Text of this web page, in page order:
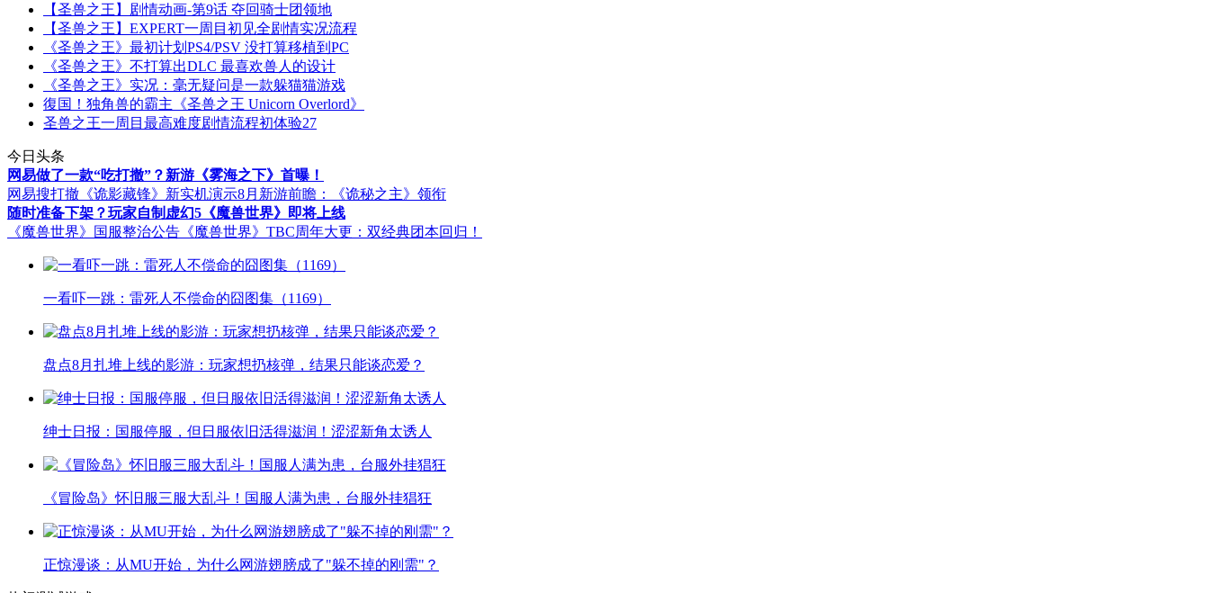
【圣兽之王】剧情动画-第9话 夺回骑士团领地
【圣兽之王】EXPERT一周目初见全剧情实况流程
《圣兽之王》最初计划PS4/PSV 没打算移植到PC
《圣兽之王》不打算出DLC 最喜欢兽人的设计
《圣兽之王》实况：毫无疑问是一款躲猫猫游戏
復国！独角兽的霸主《圣兽之王 Unicorn Overlord》
圣兽之王一周目最高难度剧情流程初体验27
今日头条
网易做了一款“吃打撤”？新游《雾海之下》首曝！
网易搜打撤《诡影藏锋》新实机演示8月新游前瞻：《诡秘之主》领衔
随时准备下架？玩家自制虚幻5《魔兽世界》即将上线
《魔兽世界》国服整治公告 《魔兽世界》TBC周年大更：双经典团本回归！
一看吓一跳：雷死人不偿命的囧图集（1169）
盘点8月扎堆上线的影游：玩家想扔核弹，结果只能谈恋爱？
绅士日报：国服停服，但日服依旧活得滋润！涩涩新角太诱人
《冒险岛》怀旧服三服大乱斗！国服人满为患，台服外挂猖狂
正惊漫谈：从MU开始，为什么网游翅膀成了"躲不掉的刚需"？